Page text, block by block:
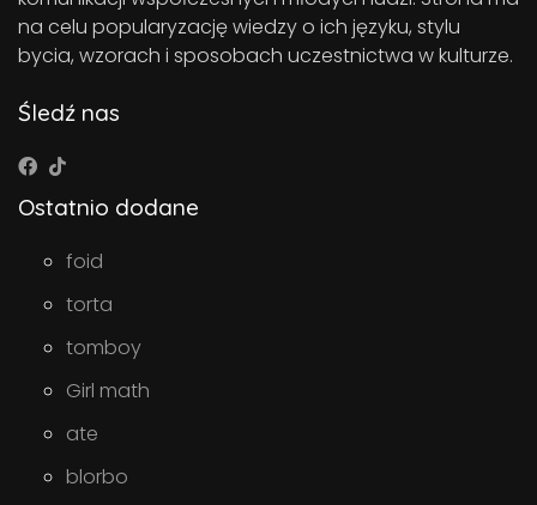
na celu popularyzację wiedzy o ich języku, stylu
bycia, wzorach i sposobach uczestnictwa w kulturze.
Śledź nas
Ostatnio dodane
foid
torta
tomboy
Girl math
ate
blorbo